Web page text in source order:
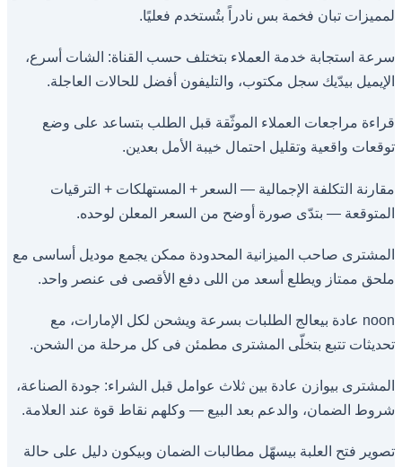
لمميزات تبان فخمة بس نادراً بتُستخدم فعليًا.
سرعة استجابة خدمة العملاء بتختلف حسب القناة: الشات أسرع،
الإيميل بيدّيك سجل مكتوب، والتليفون أفضل للحالات العاجلة.
قراءة مراجعات العملاء الموثّقة قبل الطلب بتساعد على وضع
توقعات واقعية وتقليل احتمال خيبة الأمل بعدين.
مقارنة التكلفة الإجمالية — السعر + المستهلكات + الترقيات
المتوقعة — بتدّى صورة أوضح من السعر المعلن لوحده.
المشترى صاحب الميزانية المحدودة ممكن يجمع موديل أساسى مع
ملحق ممتاز ويطلع أسعد من اللى دفع الأقصى فى عنصر واحد.
noon عادة بيعالج الطلبات بسرعة ويشحن لكل الإمارات، مع
تحديثات تتبع بتخلّى المشترى مطمئن فى كل مرحلة من الشحن.
المشترى بيوازن عادة بين ثلاث عوامل قبل الشراء: جودة الصناعة،
شروط الضمان، والدعم بعد البيع — وكلهم نقاط قوة عند العلامة.
تصوير فتح العلبة بيسهّل مطالبات الضمان وبيكون دليل على حالة